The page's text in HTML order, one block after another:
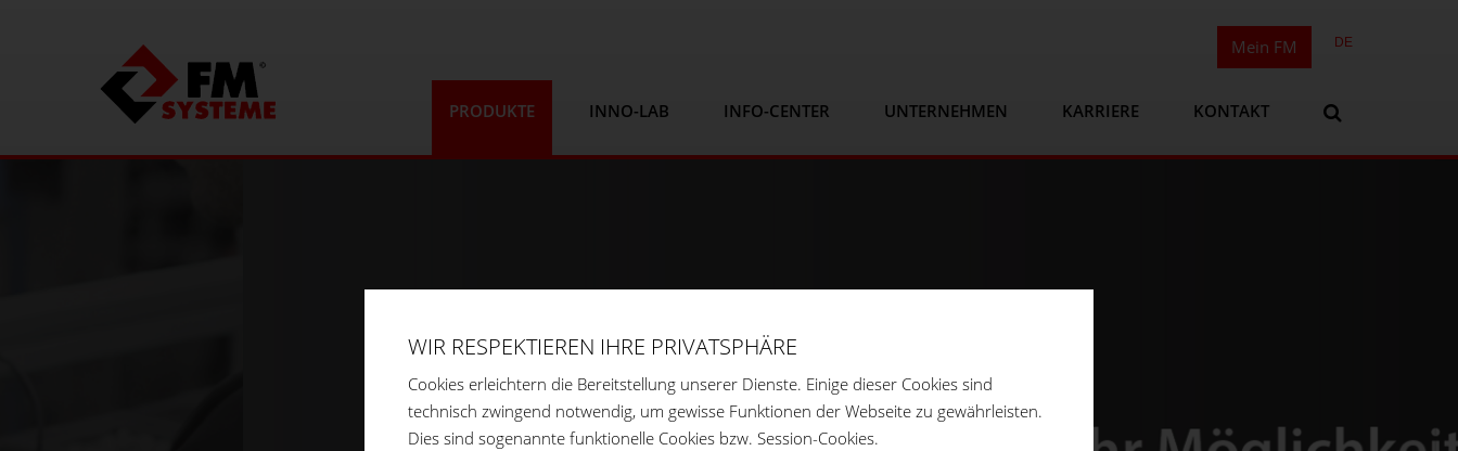
DE
Mein FM
PRODUKTE INNO-LAB INFO-CENTER UNTERNEHMEN KARRIERE KONTAKT
WIR RESPEKTIEREN IHRE PRIVATSPHÄRE
Cookies erleichtern die Bereitstellung unserer Dienste. Einige dieser Cookies sind
technisch zwingend notwendig, um gewisse Funktionen der Webseite zu gewährleisten.
Dies sind sogenannte funktionelle Cookies bzw. Session-Cookies.